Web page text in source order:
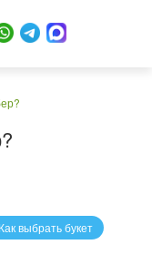
выбрать букет